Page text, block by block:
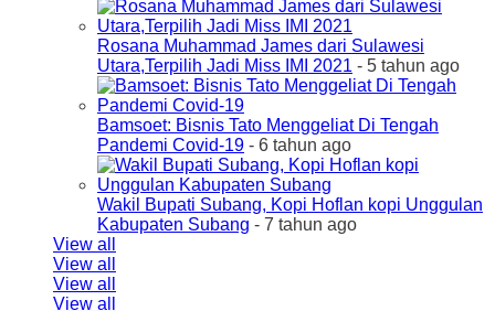
Rosana Muhammad James dari Sulawesi
Utara,Terpilih Jadi Miss IMI 2021 - 5 tahun ago
Bamsoet: Bisnis Tato Menggeliat Di Tengah
Pandemi Covid-19 - 6 tahun ago
Wakil Bupati Subang, Kopi Hoflan kopi Unggulan
Kabupaten Subang - 7 tahun ago
View all
View all
View all
View all